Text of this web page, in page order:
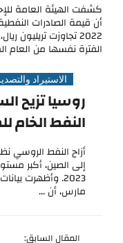
كشفت الهيئة العامة
أن قيمة الصادرات
الفترة نفسها من العام
الاستيراد
روسيا تزيح
النفط الخام
أزاح النفط الروسي
إلى الصين، أكبر
مارس، أن ...
المقال السابق: